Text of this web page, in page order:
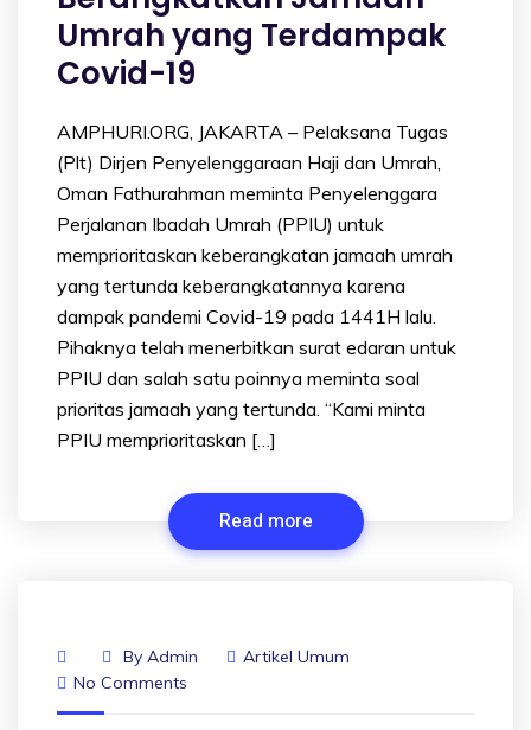
Umrah yang Terdampak
Covid-19
AMPHURI.ORG, JAKARTA – Pelaksana Tugas
(Plt) Dirjen Penyelenggaraan Haji dan Umrah,
Oman Fathurahman meminta Penyelenggara
Perjalanan Ibadah Umrah (PPIU) untuk
memprioritaskan keberangkatan jamaah umrah
yang tertunda keberangkatannya karena
dampak pandemi Covid-19 pada 1441H lalu.
Pihaknya telah menerbitkan surat edaran untuk
PPIU dan salah satu poinnya meminta soal
prioritas jamaah yang tertunda. “Kami minta
PPIU memprioritaskan […]
Read more
By Admin
Artikel Umum
No Comments